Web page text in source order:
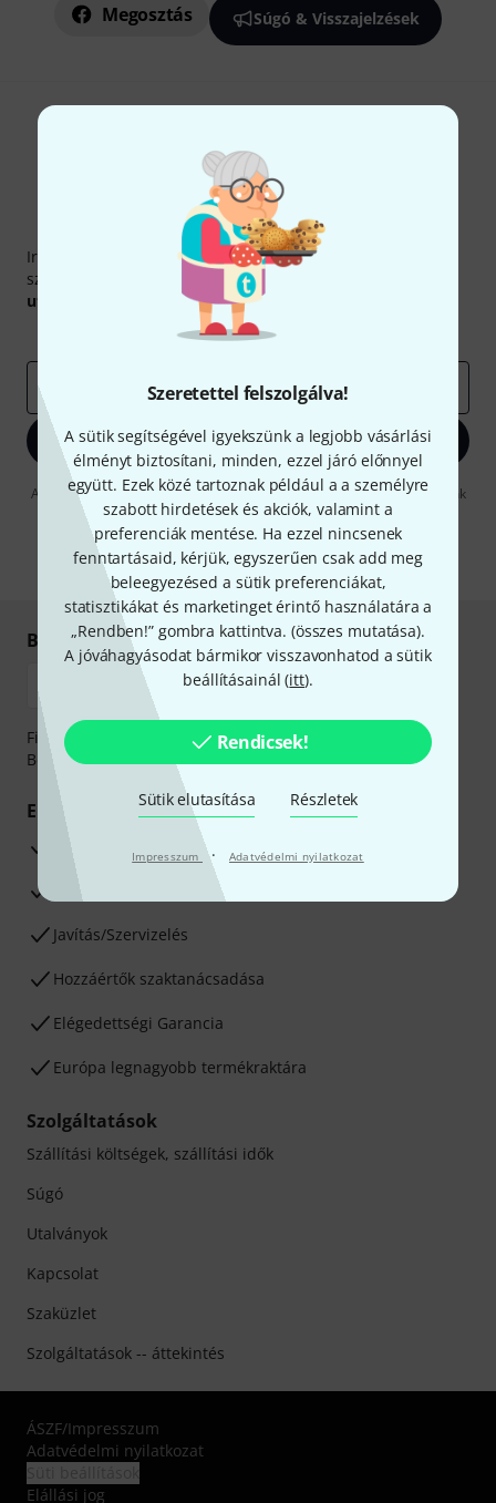
Szeretettel felszolgálva!
A sütik segítségével igyekszünk a legjobb vásárlási
élményt biztosítani, minden, ezzel járó előnnyel
együtt. Ezek közé tartoznak például a a személyre
szabott hirdetések és akciók, valamint a
preferenciák mentése. Ha ezzel nincsenek
fenntartásaid, kérjük, egyszerűen csak add meg
beleegyezésed a sütik preferenciákat,
statisztikákat és marketinget érintő használatára a
„Rendben!” gombra kattintva. (összes mutatása).
A jóváhagyásodat bármikor visszavonhatod a sütik
beállításainál (itt).
Rendicsek!
Sütik elutasítása Részletek
Impresszum · Adatvédelmi nyilatkozat
Megosztás Súgó & Visszajelzések
Thomann hírlevél
Iratkozz fel a Thomann angol nyelvű hírlevelére, és kis
szerencsével megnyerheted a50
utalvány
Inspiráló gondolatok
Bejelentkezés
A "Bejelentkezés" gombra kattintva elfogadja, hogy e-mailben küldjünk
önnek hirdetéseket. Bármikor leiratkozhat erről. A hírlevélről további
információkat azdata protection guideline-ben talál.
* Kitöltés kötelező
Biztonságos vásárlás és fizetés
Fizessen biztonságosan, titkosítással: Banki átutalás vagy
Betéti- vagy hitelkártya segítségével
Előnyök
3 éves Thomann-garancia
30 napos pénzvisszafizetési garancia
Javítás/Szervizelés
Hozzáértők szaktanácsadása
Elégedettségi Garancia
Európa legnagyobb termékraktára
Szolgáltatások
Szállítási költségek, szállítási idők
Súgó
Utalványok
Kapcsolat
Szaküzlet
Szolgáltatások -- áttekintés
ÁSZF/Impresszum
Adatvédelmi nyilatkozat
Elállási jog